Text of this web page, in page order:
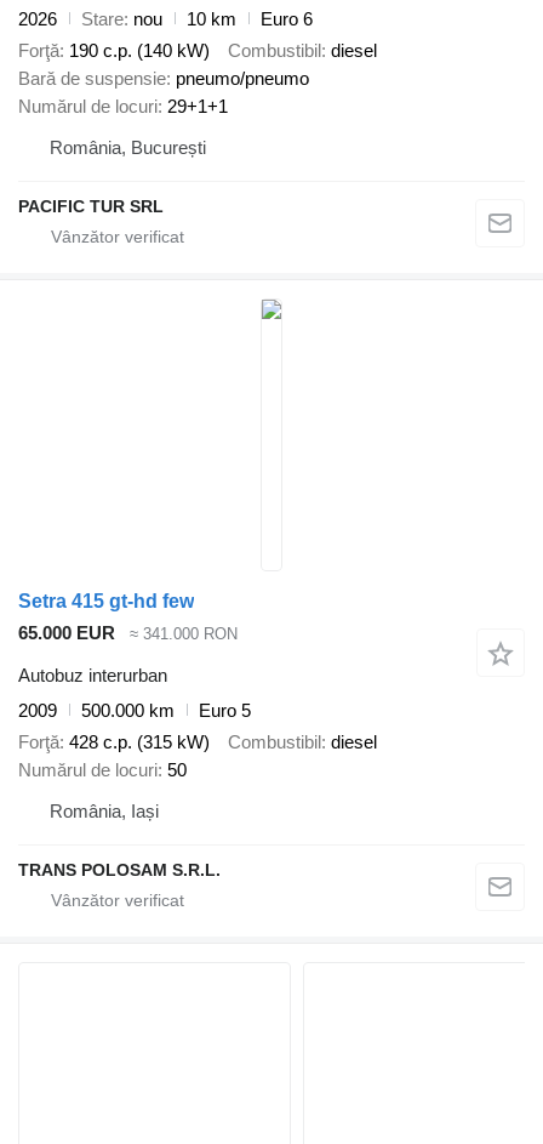
2026
Stare nou 10 km
Euro 6
Forţă 190 c.p. (140 kW) Combustibil diesel
Bară de suspensie pneumo/pneumo
Numărul de locuri 29+1+1
România, București
PACIFIC TUR SRL
Setra 415 gt-hd few
65.000 EUR
≈ 341.000 RON
Autobuz interurban
2009
500.000 km
Euro 5
Forţă 428 c.p. (315 kW) Combustibil diesel
Numărul de locuri 50
România, Iași
TRANS POLOSAM S.R.L.